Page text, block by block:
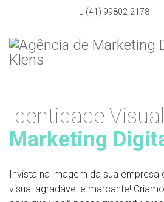
(41) 99802-2178
Identidade Visual
Marketing
Invista na imagem da sua empresa
visual agradável e marcante!